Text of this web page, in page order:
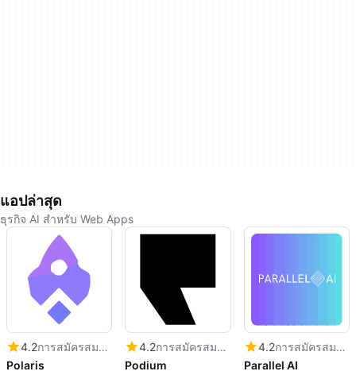
แอปล่าสุด
ธุรกิจ AI สำหรับ Web Apps
4.2
การสมัครสมาชิก
Polaris
4.2
การสมัครสมาชิก
Podium
4.2
การสมัครสมาชิก
Parallel AI